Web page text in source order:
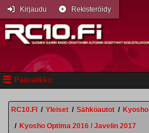
Päävalikko
Kirjaudu Rekisteröidy
RC10.FI / Yleiset / Sähköautot / Kyosho
/ Kyosho Optima 2016 / Javelin 2017